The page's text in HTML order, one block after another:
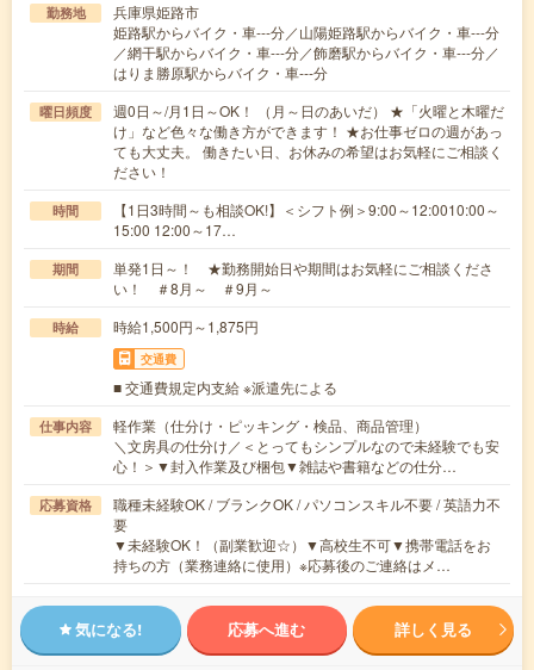
勤務地
兵庫県姫路市
姫路駅からバイク・車---分／山陽姫路駅からバイク・車---分
／網干駅からバイク・車---分／飾磨駅からバイク・車---分／
はりま勝原駅からバイク・車---分
曜日頻度
週0日～/月1日～OK！ （月～日のあいだ） ★「火曜と木曜だ
け」など色々な働き方ができます！ ★お仕事ゼロの週があっ
ても大丈夫。 働きたい日、お休みの希望はお気軽にご相談く
ださい！
時間
【1日3時間～も相談OK!】＜シフト例＞9:00～12:0010:00～
15:00 12:00～17…
期間
単発1日～！ ★勤務開始日や期間はお気軽にご相談くださ
い！ ＃8月～ ＃9月～
時給 時給1,500円～1,875円
交通費
■ 交通費規定内支給 ※派遣先による
仕事内容
軽作業（仕分け・ピッキング・検品、商品管理）
＼文房具の仕分け／＜とってもシンプルなので未経験でも安
心！＞▼封入作業及び梱包▼雑誌や書籍などの仕分…
応募資格
職種未経験OK / ブランクOK / パソコンスキル不要 / 英語力不
要
▼未経験OK！（副業歓迎☆）▼高校生不可▼携帯電話をお
持ちの方（業務連絡に使用）※応募後のご連絡はメ…
気になる! 応募へ進む 詳しく見る